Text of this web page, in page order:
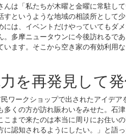
んは「私たちが木曜と金曜に常駐し
すというような地域の相談所として
には、イベントだけやっていてもダ
。多摩ニュータウンに今後訪れるで
います。そこから空き家の有効利用
を再発見して
ワークショップで出されたアイデ
多くの方が訪れ賑わいをみせた。石
こまで来たのは本当に周りにお住い
に認知されるようにしたい。」と語っ